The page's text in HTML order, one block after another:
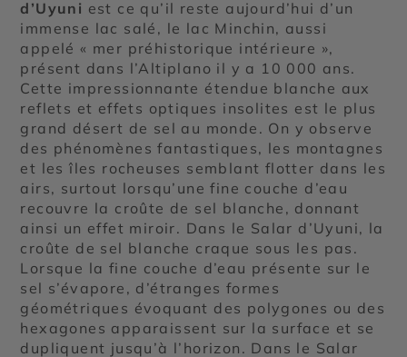
d’Uyuni est ce qu’il reste aujourd’hui d’un
immense lac salé, le lac Minchin, aussi
appelé « mer préhistorique intérieure »,
présent dans l’Altiplano il y a 10 000 ans.
Cette impressionnante étendue blanche aux
reflets et effets optiques insolites est le plus
grand désert de sel au monde. On y observe
des phénomènes fantastiques, les montagnes
et les îles rocheuses semblant flotter dans les
airs, surtout lorsqu’une fine couche d’eau
recouvre la croûte de sel blanche, donnant
ainsi un effet miroir. Dans le Salar d’Uyuni, la
croûte de sel blanche craque sous les pas.
Lorsque la fine couche d’eau présente sur le
sel s’évapore, d’étranges formes
géométriques évoquant des polygones ou des
hexagones apparaissent sur la surface et se
dupliquent jusqu’à l’horizon. Dans le Salar